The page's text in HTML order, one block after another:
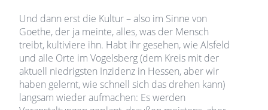
Und dann erst die Kultur – also im Sinne von
Goethe, der ja meinte, alles, was der Mensch
treibt, kultiviere ihn. Habt ihr gesehen, wie Alsfeld
und alle Orte im Vogelsberg (dem Kreis mit der
aktuell niedrigsten Inzidenz in Hessen, aber wir
haben gelernt, wie schnell sich das drehen kann)
langsam wieder aufmachen: Es werden